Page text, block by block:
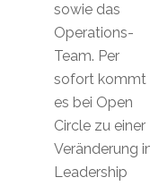
sowie das
Operations-
Team. Per
sofort kommt
es bei Open
Circle zu einer
Veränderung
Leadership